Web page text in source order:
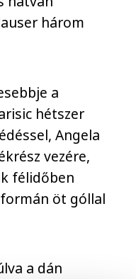
három
a
hétszer
Angela
vezére,
félidőben
öt góllal
a dán